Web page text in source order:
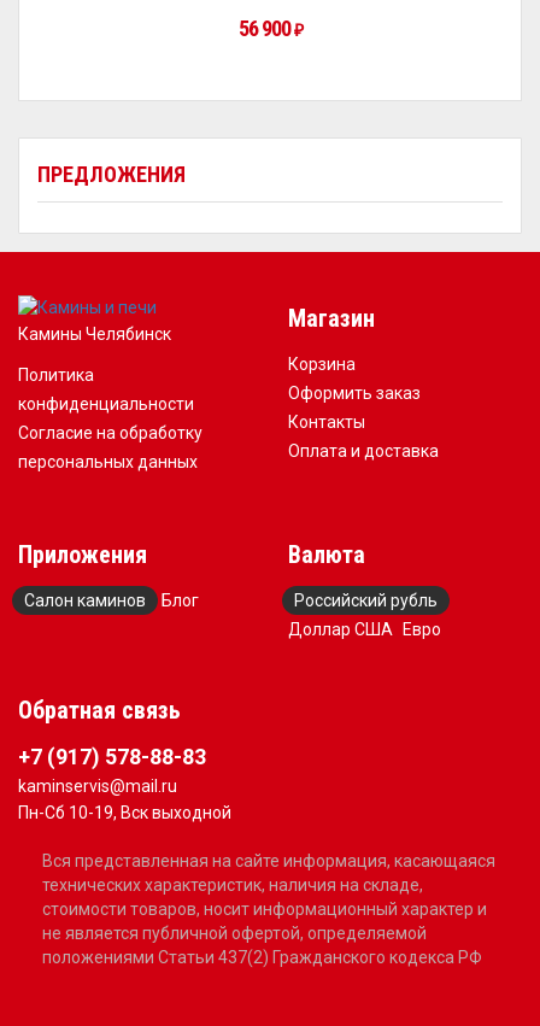
ПРЕДЛОЖЕНИЯ
56 900 ₽
Камины Челябинск
Политика
конфиденциальности
Согласие на обработку
персональных данных
Магазин
Корзина
Оформить заказ
Контакты
Оплата и доставка
Приложения
Салон каминов Блог
Валюта
Российский рубль
Доллар США
Евро
Обратная связь
+7 (917) 578-88-83
kaminservis@mail.ru
Пн-Сб 10-19, Вск выходной
Вся представленная на сайте информация, касающаяся
технических характеристик, наличия на складе,
стоимости товаров, носит информационный характер и
не является публичной офертой, определяемой
положениями Статьи 437(2) Гражданского кодекса РФ